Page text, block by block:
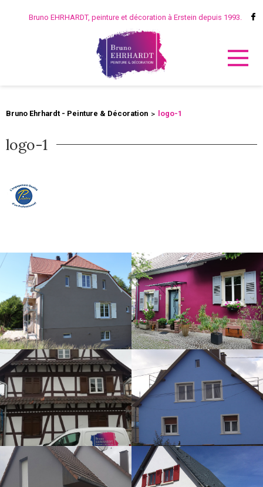
Bruno EHRHARDT, peinture et décoration à Erstein depuis 1993.
Bruno Ehrhardt - Peinture & Décoration logo-1
logo-1